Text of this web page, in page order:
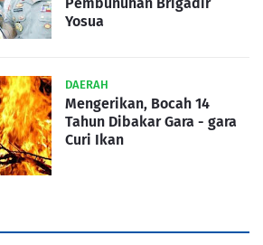
Pembunuhan Brigadir
Yosua
DAERAH
Mengerikan, Bocah 14
Tahun Dibakar Gara - gara
Curi Ikan